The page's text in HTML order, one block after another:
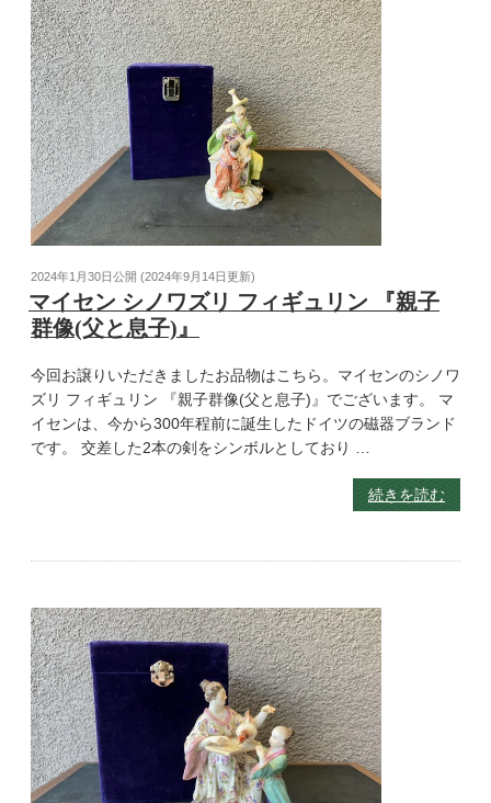
2024年1月30日公開 (2024年9月14日 更新)
マイセン シノワズリ フィギュリン 『親子
群像(父と息子)』
今回お譲りいただきましたお品物はこちら。マイセンのシノワ
ズリ フィギュリン 『親子群像(父と息子)』でございます。 マ
イセンは、今から300年程前に誕生したドイツの磁器ブランド
です。 交差した2本の剣をシンボルとしており …
続きを読む